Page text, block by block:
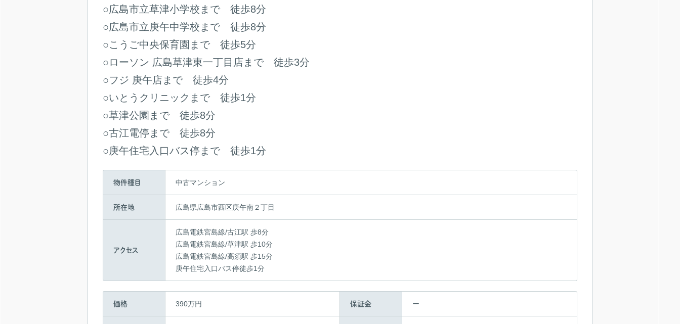
○広島市立草津小学校まで 徒歩8分
○広島市立庚午中学校まで 徒歩8分
○こうご中央保育園まで 徒歩5分
○ローソン 広島草津東一丁目店まで 徒歩3分
○フジ 庚午店まで 徒歩4分
○いとうクリニックまで 徒歩1分
○草津公園まで 徒歩8分
○古江電停まで 徒歩8分
○庚午住宅入口バス停まで 徒歩1分
物件種目 中古マンション
所在地 広島県広島市西区庚午南２丁目
アクセス
広島電鉄宮島線/古江駅 歩8分
広島電鉄宮島線/草津駅 歩10分
広島電鉄宮島線/高須駅 歩15分
庚午住宅入口バス停徒歩1分
価格 390万円 保証金 ー